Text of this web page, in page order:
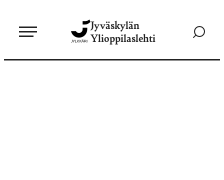
sisältöön
Jyväskylän
Ylioppilaslehti
Siirry